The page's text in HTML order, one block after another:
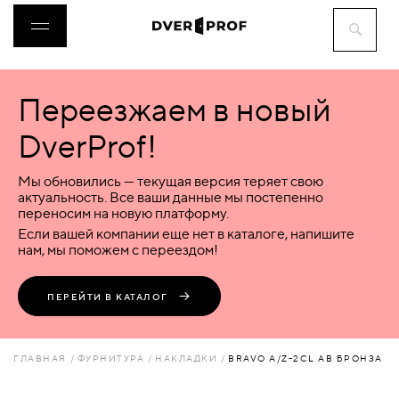
ДВЕРИ
ФУРНИТУРА
ВОРОТА
ПЕРЕГОРОДКИ
Переезжаем в новый
DverProf!
Мы обновились — текущая версия теряет свою
актуальность. Все ваши данные мы постепенно
переносим на новую платформу.
Если вашей компании еще нет в каталоге, напишите
нам, мы поможем с переездом!
ПЕРЕЙТИ В КАТАЛОГ
ГЛАВНАЯ ФУРНИТУРА НАКЛАДКИ BRAVO A/Z-2CL AB БРОНЗА